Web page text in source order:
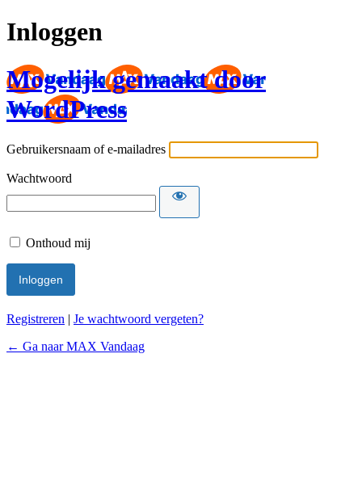
Inloggen
Mogelijk gemaakt door
WordPress
Gebruikersnaam of e-mailadres
Wachtwoord
Onthoud mij
Registreren | Je wachtwoord vergeten?
← Ga naar MAX Vandaag